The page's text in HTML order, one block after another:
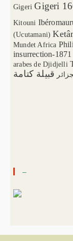
Gigeri Gigeri
Kitouni
(Ucutamani)
Mundet Africa
insurrection-1871
arabes de Djidjelli
قبيلة كتامة
–